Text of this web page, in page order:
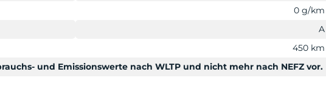
0 g/km
A
450 km
und Emissionswerte nach WLTP und nicht mehr nach NEFZ vor.